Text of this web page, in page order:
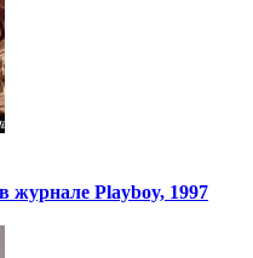
журнале Playboy, 1997